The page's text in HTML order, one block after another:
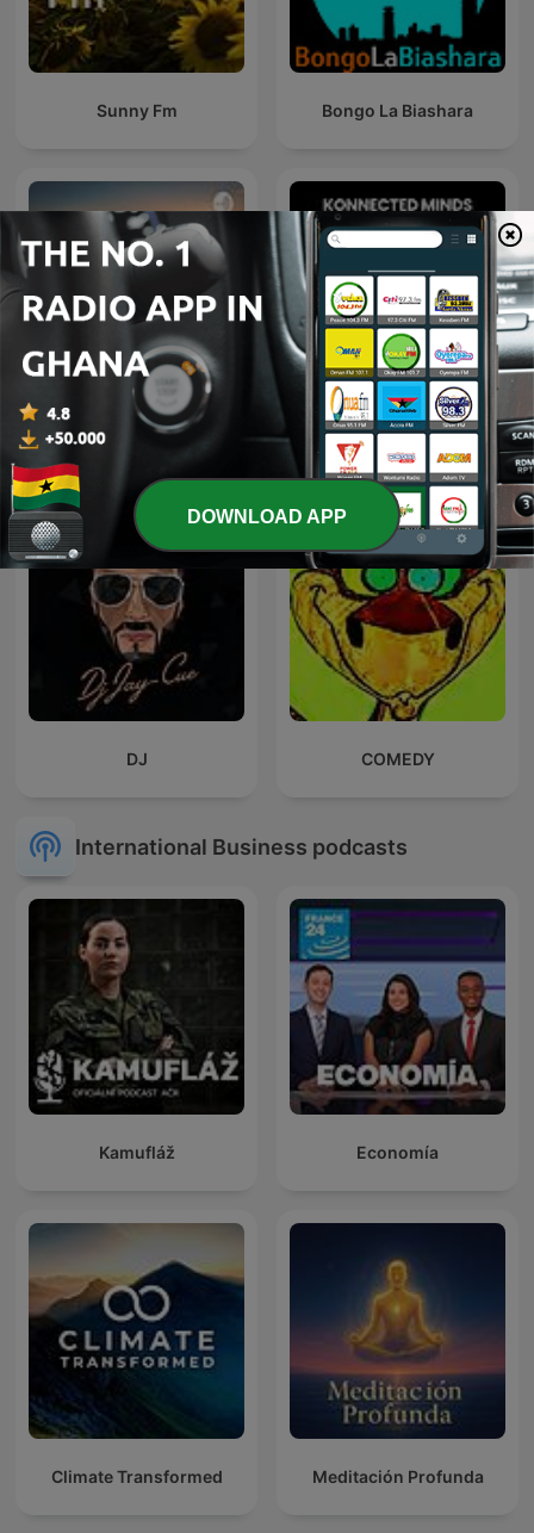
Sunny Fm Bongo La Biashara
Songhai
Konnected Minds Podcast
with Derrick Abaitey
DJ COMEDY
International Business podcasts
Kamufláž Economía
Climate Transformed Meditación Profunda
DOWNLOAD APP